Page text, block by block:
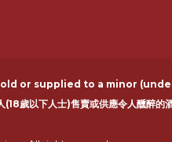
or supplied to a minor
歲以下人士)售賣或供應令人醺醉的